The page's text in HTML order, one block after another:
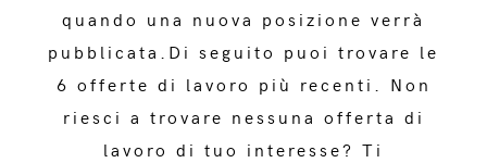
quando una nuova posizione verrà
pubblicata.Di seguito puoi trovare le
6 offerte di lavoro più recenti. Non
riesci a trovare nessuna offerta di
lavoro di tuo interesse? Ti